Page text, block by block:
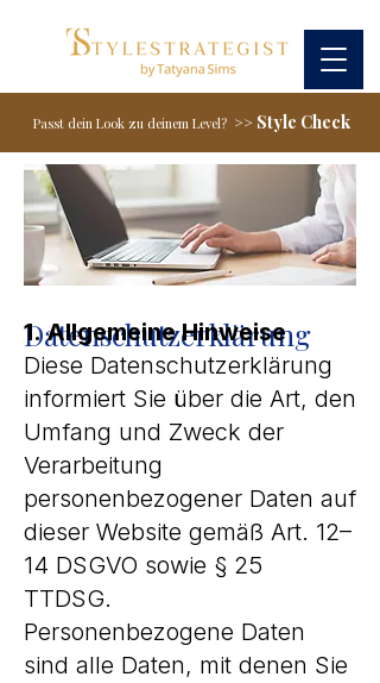
Passt dein Look zu deinem Level? >> Style Check
Datenschutzerklärung
1. Allgemeine Hinweise
Diese Datenschutzerklärung
informiert Sie über die Art, den
Umfang und Zweck der
Verarbeitung
personenbezogener Daten auf
dieser Website gemäß Art. 12–
14 DSGVO sowie § 25
TTDSG.
Personenbezogene Daten
sind alle Daten, mit denen Sie